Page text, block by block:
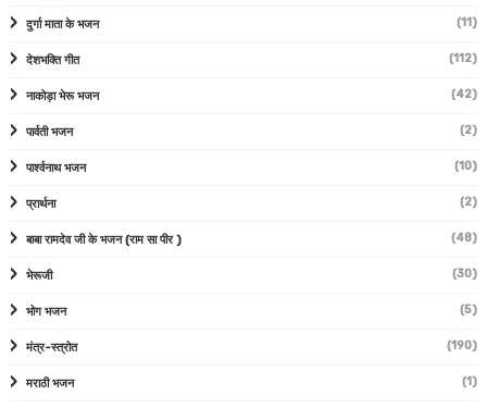
दुर्गा माता के भजन (11)
देशभक्ति गीत (112)
नाकोड़ा भेरू भजन (42)
पार्वती भजन (2)
पार्श्वनाथ भजन (10)
प्रार्थना (2)
बाबा रामदेव जी के भजन (राम सा पीर ) (48)
भेरूजी (30)
भोग भजन (5)
मंत्र-स्त्रोत (190)
मराठी भजन (1)